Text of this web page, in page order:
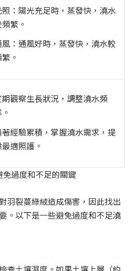
照：陽光充足時，蒸發快，澆水
繁。
風：通風好時，蒸發快，澆水較
。
期觀察生長狀況，調整澆水頻
著經驗累積，掌握澆水需求，提
適照護。
過度和不足的關鍵
羽裂蔓綠絨造成傷害，因此找出
。以下是一些避免過度和不足澆